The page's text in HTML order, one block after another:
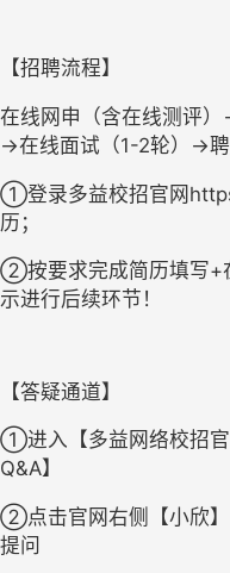
【招聘流程】
在线网申（含在线测评）
→在线面试（1-2轮）→
①登录多益校招官网
历；
②按要求完成简历填写+
示进行后续环节！
【答疑通道】
①进入【多益网络校招
Q&A】
②点击官网右侧【小欣
提问